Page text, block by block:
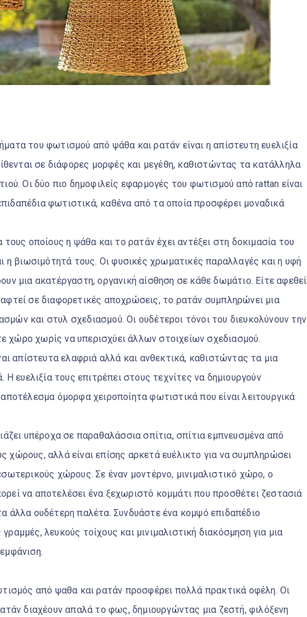
του φωτισμού από ψάθα και ρατάν είναι η απίστευτη ευελιξία
σε διάφορες μορφές και μεγέθη, καθιστώντας τα κατάλληλα
Οι δύο πιο δημοφιλείς εφαρμογές του φωτισμού από rattan είναι
φωτιστικά, καθένα από τα οποία προσφέρει μοναδικά
οποίους η ψάθα και το ρατάν έχει αντέξει στη δοκιμασία του
η βιωσιμότητά τους. Οι φυσικές χρωματικές παραλλαγές και η υφή
μια ακατέργαστη, οργανική αίσθηση σε κάθε δωμάτιο. Είτε αφεθεί
σε διαφορετικές αποχρώσεις, το ρατάν συμπληρώνει μια
και στυλ σχεδιασμού. Οι ουδέτεροι τόνοι του διευκολύνουν την
χωρίς να υπερισχύει άλλων στοιχείων σχεδιασμού.
απίστευτα ελαφριά αλλά και ανθεκτικά, καθιστώντας τα μια
Η ευελιξία τους επιτρέπει στους τεχνίτες να δημιουργούν
όμορφα χειροποίητα φωτιστικά που είναι λειτουργικά
υπέροχα σε παραθαλάσσια σπίτια, σπίτια εμπνευσμένα από
χώρους, αλλά είναι επίσης αρκετά ευέλικτο για να συμπληρώσει
χώρους. Σε έναν μοντέρνο, μινιμαλιστικό χώρο, ο
να αποτελέσει ένα ξεχωριστό κομμάτι που προσθέτει ζεστασιά
άλλα ουδέτερη παλέτα. Συνδυάστε ένα κομψό επιδαπέδιο
λευκούς τοίχους και μινιμαλιστική διακόσμηση για μια
από ψαθα και ρατάν προσφέρει πολλά πρακτικά οφέλη. Οι
διαχέουν απαλά το φως, δημιουργώντας μια ζεστή, φιλόξενη